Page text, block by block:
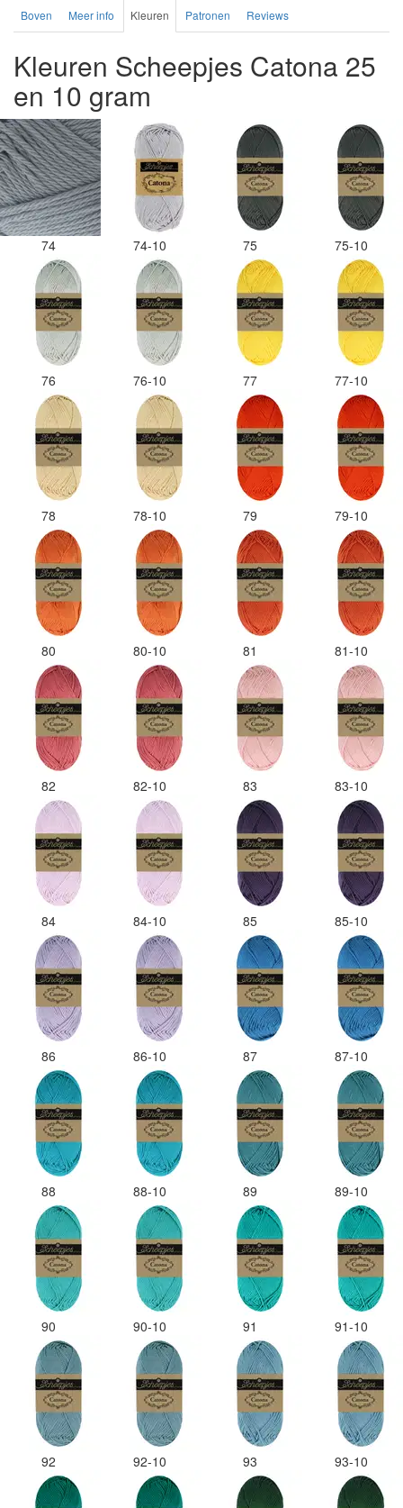
Boven Meer info Kleuren Patronen Reviews
Kleuren Scheepjes Catona 25
en 10 gram
74 74-10 75 75-10
76 76-10 77 77-10
78 78-10 79 79-10
80 80-10 81 81-10
82 82-10 83 83-10
84 84-10 85 85-10
86 86-10 87 87-10
88 88-10 89 89-10
90 90-10 91 91-10
92 92-10 93 93-10